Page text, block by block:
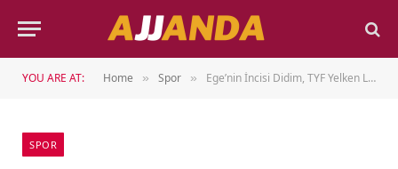
YOU ARE AT: Home » Spor » Ege’nin İncisi Didim, TYF Yelken Ligi Türkiye Şampiyonası’na Ev Sahipliği Yapacak
SPOR